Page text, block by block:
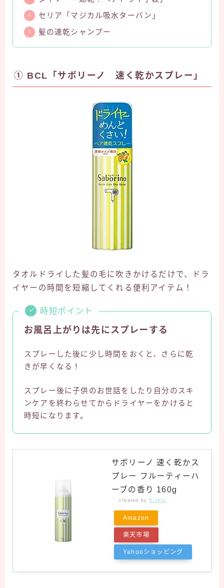
セリア「マジカル吸水ターバン」
髪の速乾シャンプー
① BCL「サボリーノ 速く乾かスプレー」
タオルドライした髪の毛に吹きかけるだけで、ドラ
イヤーの時間を短縮してくれる便利アイテム！
時短ポイント
お風呂上がりは先にスプレーする
スプレーした後に少し時間をおくと、さらに乾
きが早くなる！
スプレー後に子供のお世話をしたり自分のスキ
ンケアを終わらせてからドライヤーをかけると
時短になります。
サボリーノ 速く乾かス
プレー フルーティーハ
ーブの香り 160g
created by Rinker
Amazon
楽天市場
Yahooショッピング